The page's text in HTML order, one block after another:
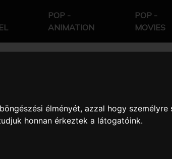
élményét, azzal hogy
honnan érkeztek a látogatóink.
POP -
ANIMATION
POP -
MOVIES